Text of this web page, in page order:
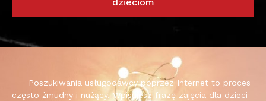
dzieciom
Poszukiwania usługodawcy poprzez Internet to proces
często żmudny i nużący. Wpisujesz frazę zajęcia dla dzieci